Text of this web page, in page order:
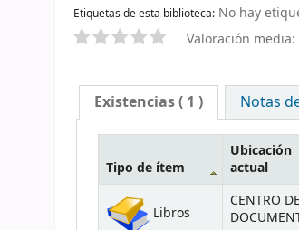
Etiquetas de esta biblioteca: No hay
Valoración media:
Existencias( 1 ) Notas
Tipo de ítem
Ubicación
actual
Libros
CENTRO DE